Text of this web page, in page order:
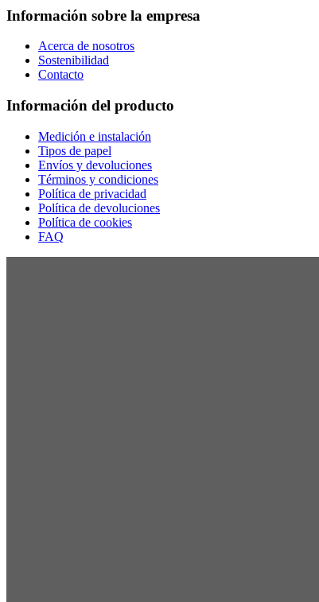
Información sobre la empresa
Acerca de nosotros
Sostenibilidad
Contacto
Información del producto
Medición e instalación
Tipos de papel
Envíos y devoluciones
Términos y condiciones
Política de privacidad
Política de devoluciones
Política de cookies
FAQ